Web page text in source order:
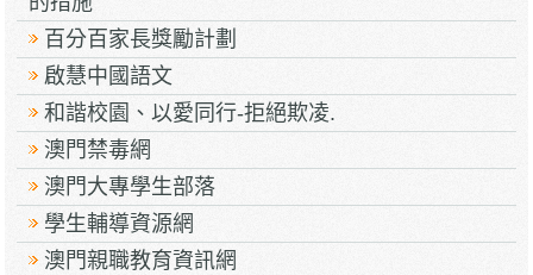
百分百家長獎勵計劃
啟慧中國語文
和諧校園、以愛同行-拒絕欺凌.
澳門禁毒網
澳門大專學生部落
學生輔導資源網
澳門親職教育資訊網